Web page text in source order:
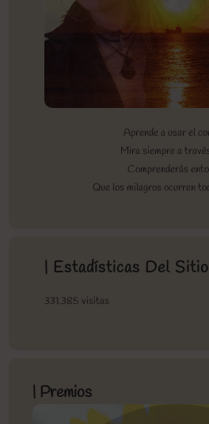
Aprende a usar el
Mira siempre a
Comprenderás
Que los milagros ocurren
| Estadísticas Del Sitio
331.385 visitas
| Premios